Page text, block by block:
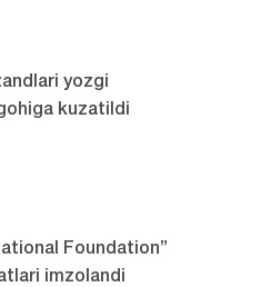
yozgi
kuzatildi
Foundation”
imzolandi